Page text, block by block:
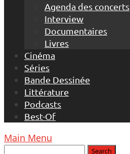
Agenda des concerts
Interview
Documentaires
Livres
Cinéma
Séries
Bande Dessinée
Littérature
Podcasts
Best-Of
Main Menu